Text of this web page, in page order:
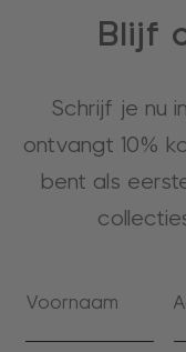
Blijf
Schrijf je nu
ontvangt 10%
bent als